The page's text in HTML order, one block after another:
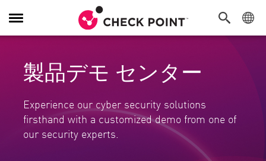
Toggle Navigation
製品デモ センター
Experience our cyber security solutions
firsthand with a customized demo from one of
our security experts.